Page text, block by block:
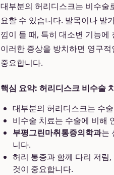
대부분의 허리디스크는 비수술
요할 수 있습니다. 발목이나 발
낌이 들 때, 특히 대소변 기능
이러한 증상을 방치하면 영구
중요합니다.
핵심 요약: 허리디스크 비수술
대부분의 허리디스크는 수
비수술 치료는 수술에 비해
부평그린마취통증의학과는
니다.
허리 통증과 함께 다리 저림
것이 중요합니다.